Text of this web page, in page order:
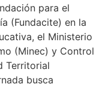
para el
(Fundacite) en la
el Ministerio
(Minec) y Control
Territorial
busca